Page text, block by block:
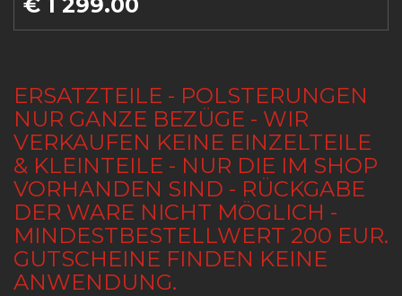
ERSATZTEILE - POLSTERUNGEN
NUR GANZE BEZÜGE - WIR
VERKAUFEN KEINE EINZELTEILE
& KLEINTEILE - NUR DIE IM SHOP
VORHANDEN SIND - RÜCKGABE
DER WARE NICHT MÖGLICH -
MINDESTBESTELLWERT 200 EUR.
GUTSCHEINE FINDEN KEINE
ANWENDUNG.